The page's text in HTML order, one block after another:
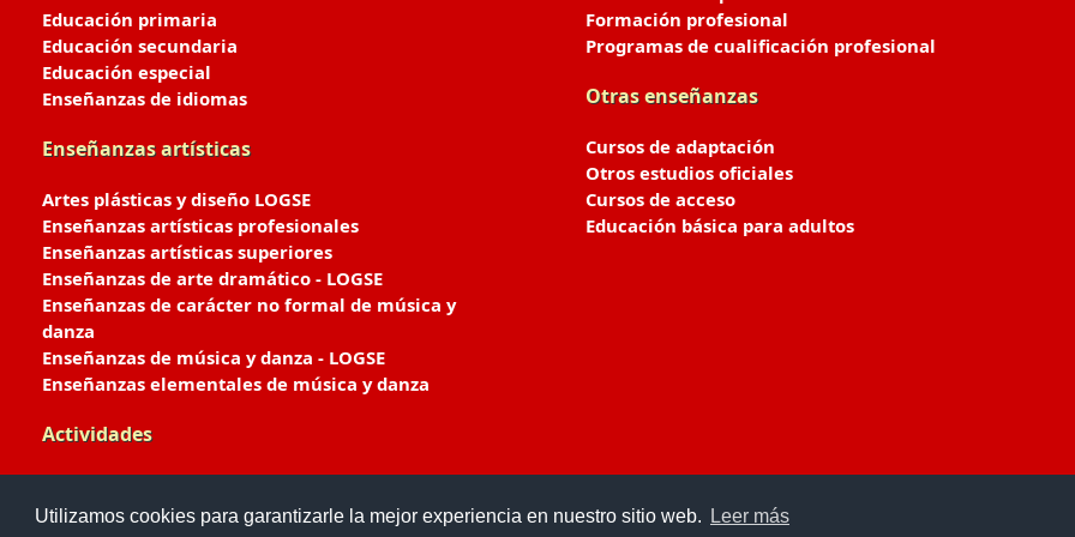
Utilizamos cookies para garantizarle la mejor experiencia en nuestro sitio web. Leer más
Educación primaria
Educación secundaria
Educación especial
Enseñanzas de idiomas
Enseñanzas artísticas
Artes plásticas y diseño LOGSE
Enseñanzas artísticas profesionales
Enseñanzas artísticas superiores
Enseñanzas de arte dramático - LOGSE
Enseñanzas de carácter no formal de música y
danza
Enseñanzas de música y danza - LOGSE
Enseñanzas elementales de música y danza
Actividades
Formación profesional
Programas de cualificación profesional
Otras enseñanzas
Cursos de adaptación
Otros estudios oficiales
Cursos de acceso
Educación básica para adultos